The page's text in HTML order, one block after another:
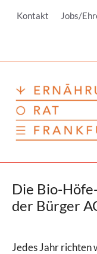
InhaltKontakt Jobs/
Die Bio-
der Bürger
Jedes Jahr richten